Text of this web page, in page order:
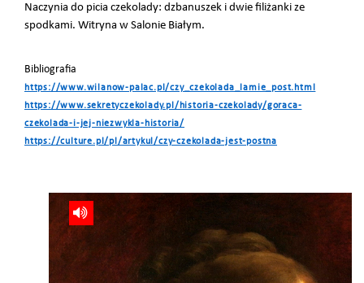
Naczynia do picia czekolady: dzbanuszek i dwie filiżanki ze
spodkami. Witryna w Salonie Białym.
Bibliografia
https://www.wilanow-palac.pl/czy_czekolada_lamie_post.html
https://www.sekretyczekolady.pl/historia-czekolady/goraca-
czekolada-i-jej-niezwykla-historia/
https://culture.pl/pl/artykul/czy-czekolada-jest-postna